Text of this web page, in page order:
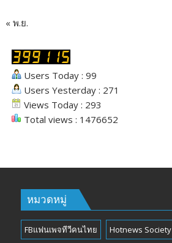
« พ.ย.
Users Today : 99
Users Yesterday : 271
Views Today : 293
Total views : 1476652
หมวดหมู่
FBแฟนเพจทีวีคนไทย Hotnews Society